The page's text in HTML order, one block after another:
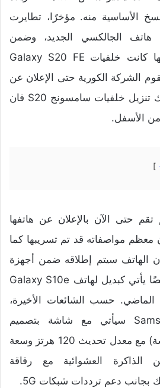
الأساسية منه. مؤخرًا، تطايرت
الجالكسي الجديد، وضمن
الأشياء التي تم تسريبها كانت خلفيات Galaxy S20 FE
الشركة الكورية حتى الإعلان عن
الهاتف. لذا، الآن بإمكانك تنزيل خلفيات سامسونج S20 فان
من الأسفل.
حتى الآن بالإعلان عن هاتفها
معظم مواصفاته قد تم تسريبها كما
الهاتف سيتم إطلاقه ضمن أجهزة
الفئة المتوسطة وأنه أيضًا يأتي كبديل لهاتف Galaxy S10e
الماضي. حسب الشائعات الأخيرة،
هاتف Samsung S20 FE سيأتي مع شاشة بتصميم
Infinity-O (ثقب الشاشة) مع معدل تحديث 120 هرتز وسعة
الذاكرة العشوائية مع رقاقة